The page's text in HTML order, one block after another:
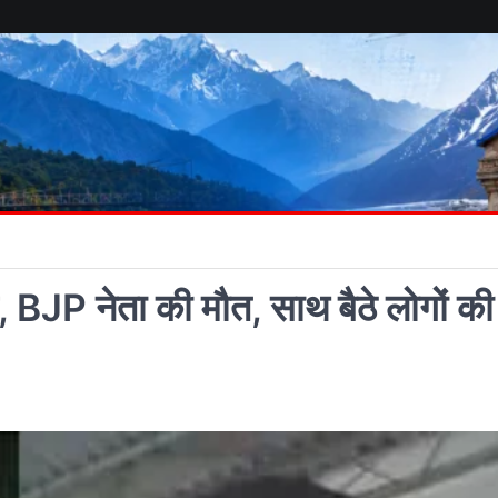
नेता की मौत, साथ बैठे लोगों की